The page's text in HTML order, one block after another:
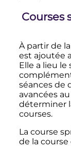
Courses
À partir de
est ajoutée
Elle a lieu le
séances de
avancées
déterminer
courses.
La course
de la